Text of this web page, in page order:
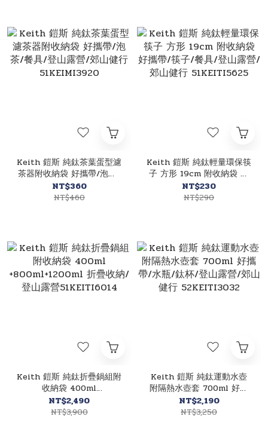
Keith 鎧斯 純鈦茶葉蛋型濾
茶器附收納袋 好攜帶/泡茶/
餐具/登山露營/郊山健行
51KEIMI3920
NT$360
NT$460
Keith 鎧斯 純鈦輕量環保筷
子 方形 19cm 附收納袋 好
攜帶/筷子/餐具/登山露營/
郊山健行 51KEITI5625
NT$230
NT$290
Keith 鎧斯 純鈦折疊鍋組附
收納袋 400ml
+800ml+1200ml 折疊收納/
登山露營51KEITI6014
NT$2,490
NT$3,900
Keith 鎧斯 純鈦運動水壺
附隔熱水壺套 700ml 好攜
帶/水瓶/鈦杯/登山露營/郊
山健行 52KEITI3032
NT$2,190
NT$3,250